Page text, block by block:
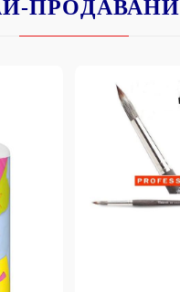
ПРОДАВАНИ